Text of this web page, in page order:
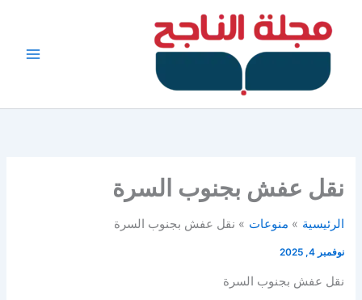
نقل عفش بجنوب السرة
الرئيسية منوعات نقل عفش بجنوب السرة
نوفمبر 4, 2025
نقل عفش بجنوب السرة